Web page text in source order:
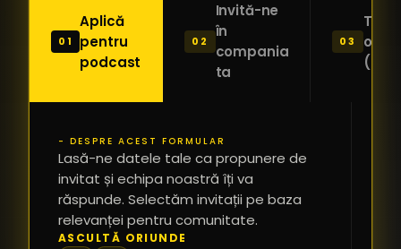
01
Aplică
pentru
podcast
02
Invită-ne
în
compania
ta
03
o
- DESPRE ACEST FORMULAR
Lasă-ne datele tale ca propunere de
invitat și echipa noastră îți va
răspunde. Selectăm invitații pe baza
relevanței pentru comunitate.
ASCULTĂ ORIUNDE